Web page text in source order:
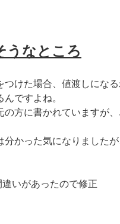
うなところ
つけた場合、値渡しにな
ですよね。
の方に書かれていますが
分かった気になりました
違いがあったので修正